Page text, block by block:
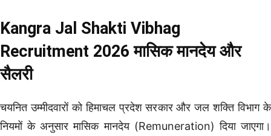
Kangra Jal Shakti Vibhag
Recruitment 2026 मासिक मानदेय और
सैलरी
चयनित उम्मीदवारों को हिमाचल प्रदेश सरकार और जल शक्ति विभाग के
नियमों के अनुसार मासिक मानदेय (Remuneration) दिया जाएगा।